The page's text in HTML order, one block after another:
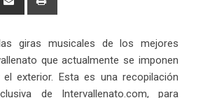
giras musicales de los mejores
que actualmente se imponen
exterior. Esta es una recopilación
de Intervallenato.com, para